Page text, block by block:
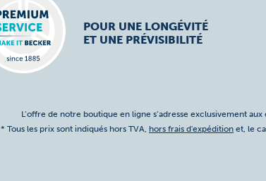
POUR UNE LONGÉVITÉ
ET UNE PRÉVISIBILITÉ
L’offre de notre boutique en ligne s’adresse exclusivement
* Tous les prix sont indiqués hors TVA, hors frais d'expédition et, le